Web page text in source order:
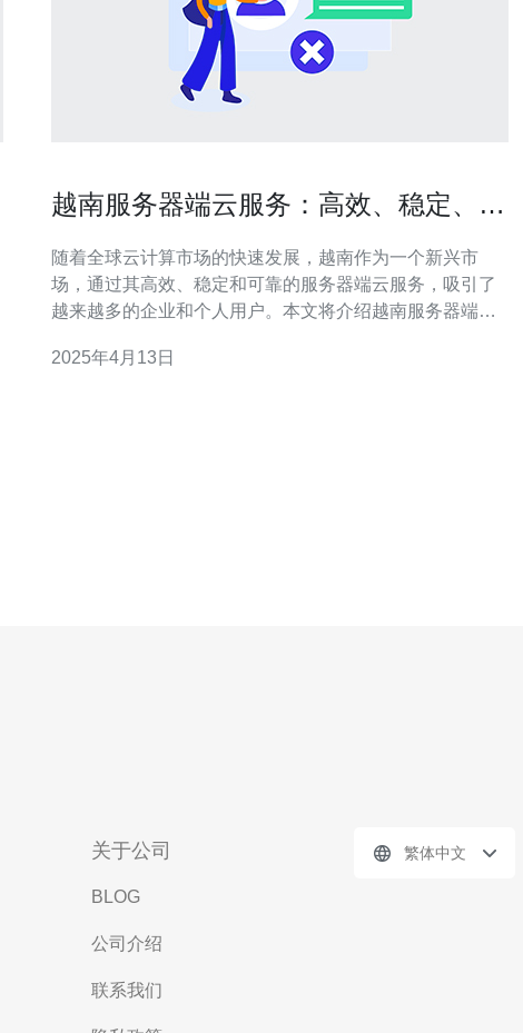
越南服务器端云服务：高效、稳定、可
随着全球云计算市场的快速发展，越南作为一个新兴市
场，通过其高效、稳定和可靠的服务器端云服务，吸引了
越来越多的企业和个人用户。本文将介绍越南服务器端云
以其高效的特点而闻名。首先，这些服务提供商使用先进
2025年4月13日
关于公司
BLOG
公司介绍
联系我们
繁体中文